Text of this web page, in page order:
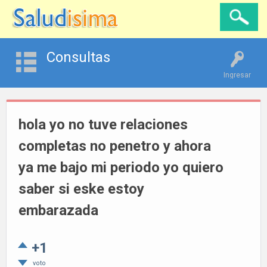
Ingresar
Consultas
hola yo no tuve relaciones
completas no penetro y ahora
ya me bajo mi periodo yo quiero
saber si eske estoy
embarazada
+1
voto